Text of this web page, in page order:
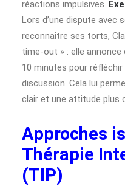
réactions impulsives.
Lors d’une dispute avec
reconnaître ses torts,
time-out » : elle annonce
10 minutes pour
discussion. Cela lui
clair et une attitude plus
Approches
Thérapie
(TIP)